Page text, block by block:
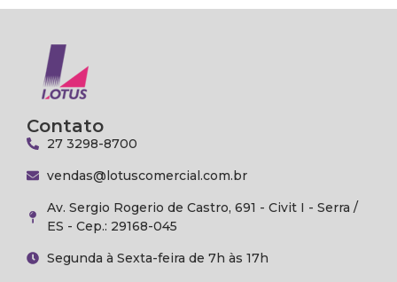
Contato
27 3298-8700
vendas@lotuscomercial.com.br
Av. Sergio Rogerio de Castro, 691 - Civit I - Serra /
ES - Cep.: 29168-045
Segunda à Sexta-feira de 7h às 17h